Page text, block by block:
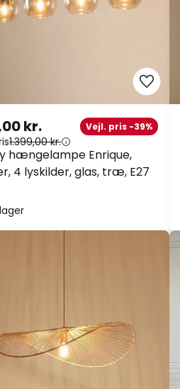
hængelampe Enrique,
4 lyskilder, glas, træ, E27
kr. Vejl. pris -39%
1.399,00 kr.